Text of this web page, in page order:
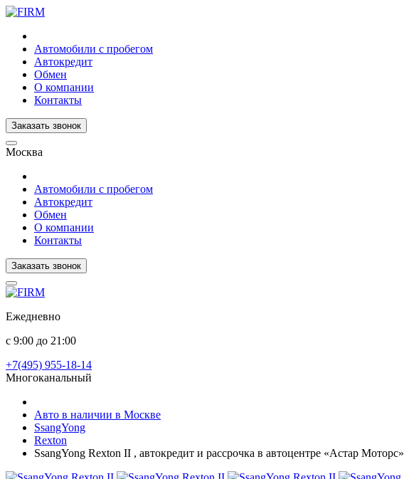
Автомобили с пробегом
Автокредит
Обмен
О компании
Контакты
Заказать звонок
Москва
Автомобили с пробегом
Автокредит
Обмен
О компании
Контакты
Заказать звонок
Ежедневно
с 9:00 до 21:00
+7(495) 955-18-14
Многоканальный
Авто в наличии в Москве
SsangYong
Rexton
SsangYong Rexton II , автокредит и рассрочка в автоцентре «Астар Моторс»